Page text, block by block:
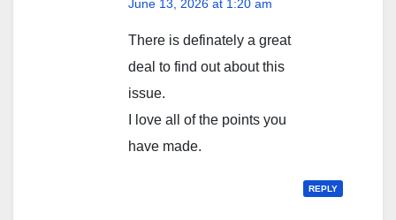
June 13, 2026 at 1:20 am
There is definately a great
deal to find out about this
issue.
I love all of the points you
have made.
REPLY